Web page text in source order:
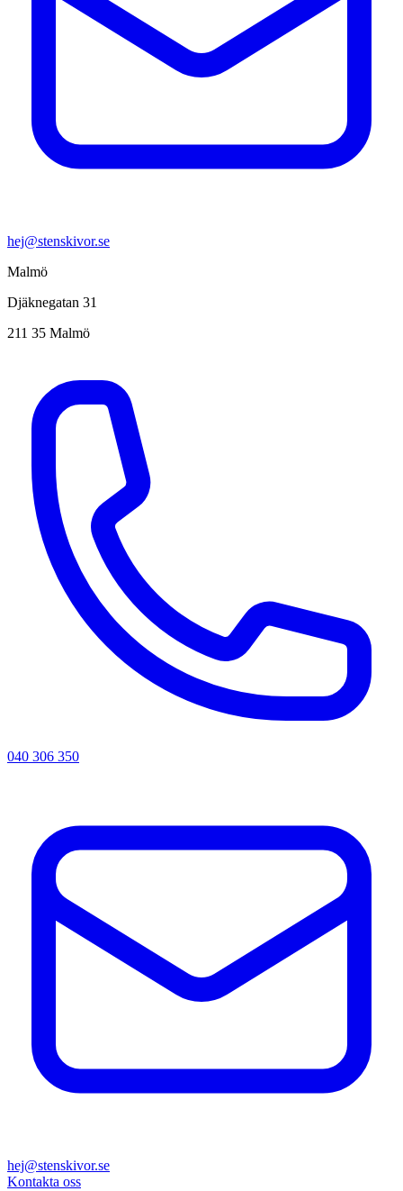
hej@stenskivor.se
Malmö
Djäknegatan 31
211 35 Malmö
040 306 350
hej@stenskivor.se
Kontakta oss